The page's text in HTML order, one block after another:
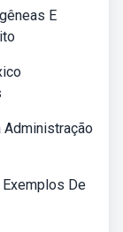
E
Administração
De